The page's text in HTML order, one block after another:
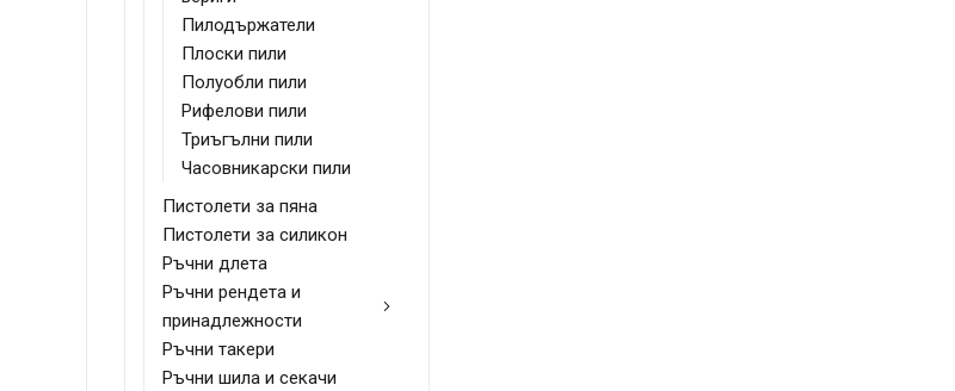
Пилодържатели
Плоски пили
Полуобли пили
Рифелови пили
Триъгълни пили
Часовникарски пили
Пистолети за пяна
Пистолети за силикон
Ръчни длета
Ръчни рендета и
принадлежности
Ръчни такери
Ръчни шила и секачи